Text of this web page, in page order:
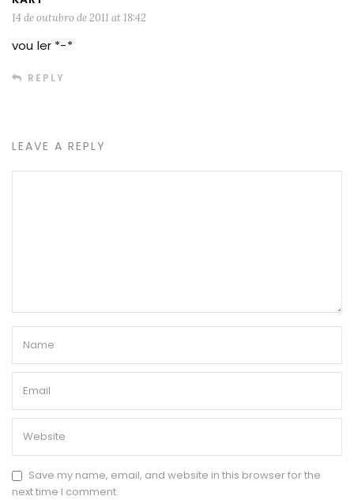
14 de outubro de 2011 at 18:42
vou ler *-*
REPLY
LEAVE A REPLY
Save my name, email, and website in this browser for the
next time I comment.